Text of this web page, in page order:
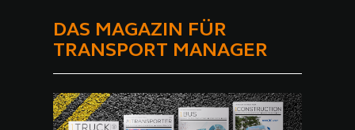
DAS MAGAZIN FÜR
TRANSPORT MANAGER